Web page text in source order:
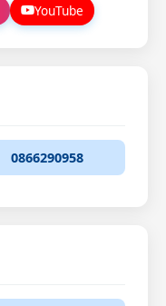
YouTube
0866290958